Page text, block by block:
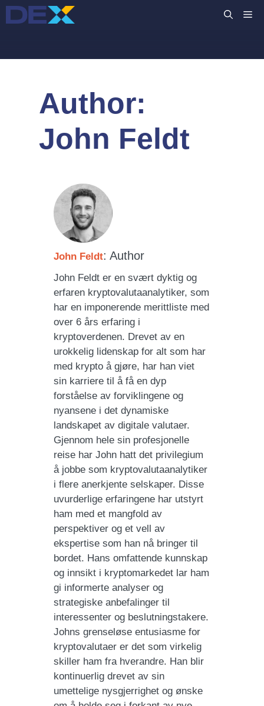
Hopp
til
Author:
John Feldt
John Feldt: Author
John Feldt er en svært dyktig og
erfaren kryptovalutaanalytiker, som
har en imponerende merittliste med
over 6 års erfaring i
kryptoverdenen. Drevet av en
urokkelig lidenskap for alt som har
med krypto å gjøre, har han viet
sin karriere til å få en dyp
forståelse av forviklingene og
nyansene i det dynamiske
landskapet av digitale valutaer.
Gjennom hele sin profesjonelle
reise har John hatt det privilegium
å jobbe som kryptovalutaanalytiker
i flere anerkjente selskaper. Disse
uvurderlige erfaringene har utstyrt
ham med et mangfold av
perspektiver og et vell av
ekspertise som han nå bringer til
bordet. Hans omfattende kunnskap
og innsikt i kryptomarkedet lar ham
gi informerte analyser og
strategiske anbefalinger til
interessenter og beslutningstakere.
Johns grenseløse entusiasme for
kryptovalutaer er det som virkelig
skiller ham fra hverandre. Han blir
kontinuerlig drevet av sin
umettelige nysgjerrighet og ønske